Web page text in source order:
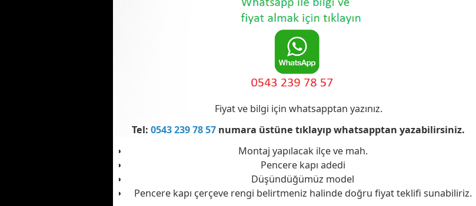
Fiyat ve bilgi için whatsapptan yazınız.
Tel: 0543 239 78 57 numara üstüne tıklayıp whatsapptan yazabilirsiniz.
Montaj yapılacak ilçe ve mah.
Pencere kapı adedi
Düşündüğümüz model
Pencere kapı çerçeve rengi belirtmeniz halinde doğru fiyat teklifi sunabiliriz.